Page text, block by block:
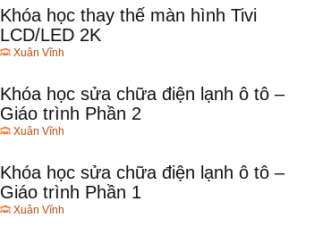
Khóa học thay thế màn hình Tivi
LCD/LED 2K
Xuân Vĩnh
Khóa học sửa chữa điện lạnh ô tô –
Giáo trình Phần 2
Xuân Vĩnh
Khóa học sửa chữa điện lạnh ô tô –
Giáo trình Phần 1
Xuân Vĩnh